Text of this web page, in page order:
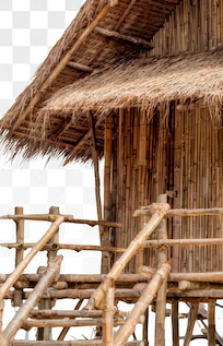
2010-2026Freepik Company S.L.U.